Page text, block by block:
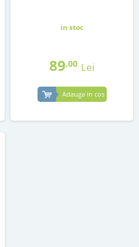
in stoc
89,00 Lei
Adauga in cos